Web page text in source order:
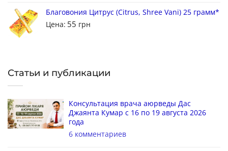
Благовония Цитрус (Citrus, Shree Vani) 25 грамм*
Цена: 55 грн
Статьи и публикации
Консультация врача аюрведы Дас
Джаянта Кумар с 16 по 19 августа 2026
года
6 комментариев